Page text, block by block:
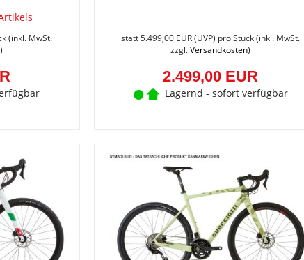
(inkl. MwSt.
)
statt5.499,00 EUR(UVP) pro Stück (inkl. MwSt.
zzgl.Versandkosten)
2.499,00 EUR
Lagernd - sofort verfügbar